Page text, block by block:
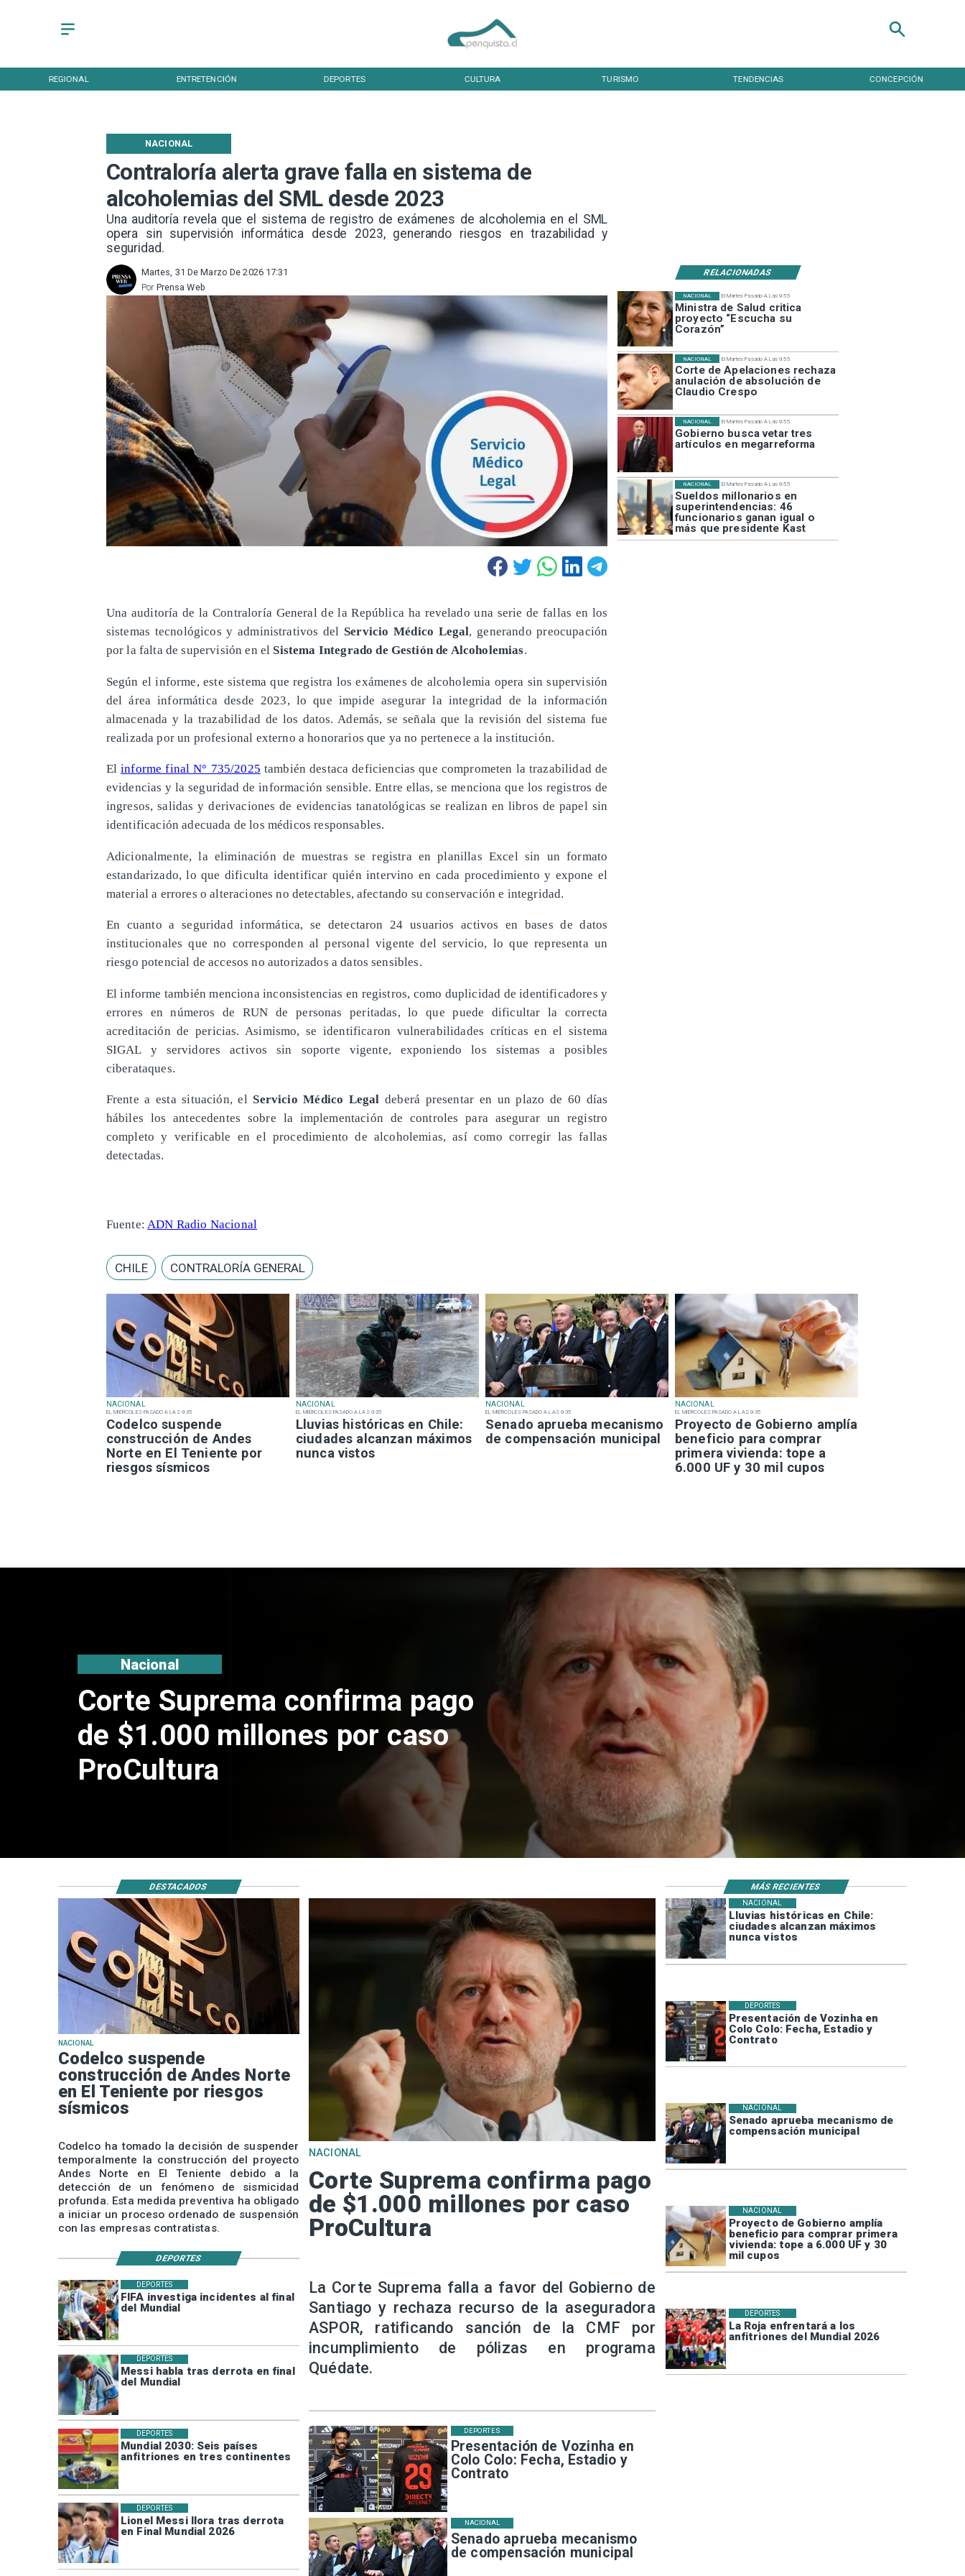
REGIONAL ENTRETENCIÓN DEPORTES CULTURA TURISMO TENDENCIAS CONCEPCIÓN
Contraloría alerta grave falla en sistema de
alcoholemias del SML desde 2023
Una auditoría revela que el sistema de registro de exámenes de alcoholemia en el SML
opera sin supervisión informática desde 2023, generando riesgos en trazabilidad y
seguridad.
NACIONAL
RELACIONADAS
Martes, 31 De Marzo De 2026 17:31
Prensa Web
Por
NACIONAL
EL MIÉRCOLES PASADO A LAS 9:35
Codelco suspende
construcción de Andes
Norte en El Teniente por
riesgos sísmicos
NACIONAL
EL MIÉRCOLES PASADO A LAS 9:35
Lluvias históricas en Chile:
ciudades alcanzan máximos
nunca vistos
NACIONAL
EL MIÉRCOLES PASADO A LAS 9:35
Senado aprueba mecanismo
de compensación municipal
NACIONAL
EL MIÉRCOLES PASADO A LAS 9:35
Proyecto de Gobierno amplía
beneficio para comprar
primera vivienda: tope a
6.000 UF y 30 mil cupos
El Martes Pasado A Las 9:55
Ministra de Salud critica
proyecto “Escucha su
Corazón”
NACIONAL
El Martes Pasado A Las 9:55
Corte de Apelaciones rechaza
anulación de absolución de
Claudio Crespo
NACIONAL
El Martes Pasado A Las 9:55
Gobierno busca vetar tres
artículos en megarreforma
NACIONAL
El Martes Pasado A Las 9:55
Sueldos millonarios en
superintendencias: 46
funcionarios ganan igual o
más que presidente Kast
NACIONAL
Una auditoría de la Contraloría General de la República ha revelado una serie de fallas en los
sistemas tecnológicos y administrativos del Servicio Médico Legal, generando preocupación
por la falta de supervisión en el Sistema Integrado de Gestión de Alcoholemias.
Según el informe, este sistema que registra los exámenes de alcoholemia opera sin supervisión
del área informática desde 2023, lo que impide asegurar la integridad de la información
almacenada y la trazabilidad de los datos. Además, se señala que la revisión del sistema fue
realizada por un profesional externo a honorarios que ya no pertenece a la institución.
Elinforme final N° 735/2025 también destaca deficiencias que comprometen la trazabilidad de
evidencias y la seguridad de información sensible. Entre ellas, se menciona que los registros de
ingresos, salidas y derivaciones de evidencias tanatológicas se realizan en libros de papel sin
identificación adecuada de los médicos responsables.
Adicionalmente, la eliminación de muestras se registra en planillas Excel sin un formato
estandarizado, lo que dificulta identificar quién intervino en cada procedimiento y expone el
material a errores o alteraciones no detectables, afectando su conservación e integridad.
En cuanto a seguridad informática, se detectaron 24 usuarios activos en bases de datos
institucionales que no corresponden al personal vigente del servicio, lo que representa un
riesgo potencial de accesos no autorizados a datos sensibles.
El informe también menciona inconsistencias en registros, como duplicidad de identificadores y
errores en números de RUN de personas peritadas, lo que puede dificultar la correcta
acreditación de pericias. Asimismo, se identificaron vulnerabilidades críticas en el sistema
SIGAL y servidores activos sin soporte vigente, exponiendo los sistemas a posibles
ciberataques.
Frente a esta situación, el Servicio Médico Legal deberá presentar en un plazo de 60 días
hábiles los antecedentes sobre la implementación de controles para asegurar un registro
completo y verificable en el procedimiento de alcoholemias, así como corregir las fallas
detectadas.
Fuente: ADN Radio Nacional
CHILE CONTRALORÍA GENERAL
Codelco suspende construcción
de Andes Norte en El Teniente
por riesgos sísmicos
Nacional
Lluvias históricas en Chile:
ciudades alcanzan máximos
nunca vistos
NACIONAL
Presentación de Vozinha en
Colo Colo: Fecha, Estadio y
Contrato
DEPORTES
Senado aprueba mecanismo de
compensación municipal
NACIONAL
Proyecto de Gobierno amplía
beneficio para comprar primera
vivienda: tope a 6.000 UF y 30
mil cupos
NACIONAL
La Roja enfrentará a los
anfitriones del Mundial 2026
DEPORTES
FIFA investiga incidentes al final
del Mundial
DEPORTES
Messi habla tras derrota en final
del Mundial
DEPORTES
Mundial 2030: Seis países
anfitriones en tres continentes
DEPORTES
Lionel Messi llora tras derrota
en Final Mundial 2026
DEPORTES
Presentación de Vozinha en
Colo Colo: Fecha, Estadio y
Contrato
DEPORTES
Senado aprueba mecanismo
de compensación municipal
NACIONAL
NACIONAL
Codelco suspende
construcción de Andes Norte
en El Teniente por riesgos
sísmicos
Codelco ha tomado la decisión de suspender
temporalmente la construcción del proyecto
Andes Norte en El Teniente debido a la
detección de un fenómeno de sismicidad
profunda. Esta medida preventiva ha obligado
a iniciar un proceso ordenado de suspensión
con las empresas contratistas.
NACIONAL
Corte Suprema confirma pago
de $1.000 millones por caso
ProCultura
La Corte Suprema falla a favor del Gobierno de
Santiago y rechaza recurso de la aseguradora
ASPOR, ratificando sanción de la CMF por
incumplimiento de pólizas en programa
Quédate.
DESTACADOS MÁS RECIENTES
DEPORTES